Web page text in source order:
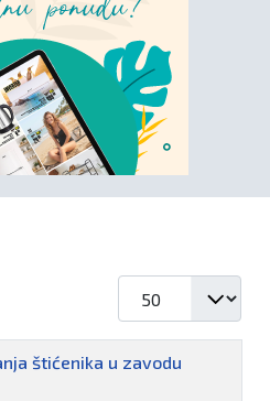
štićenika u zavodu